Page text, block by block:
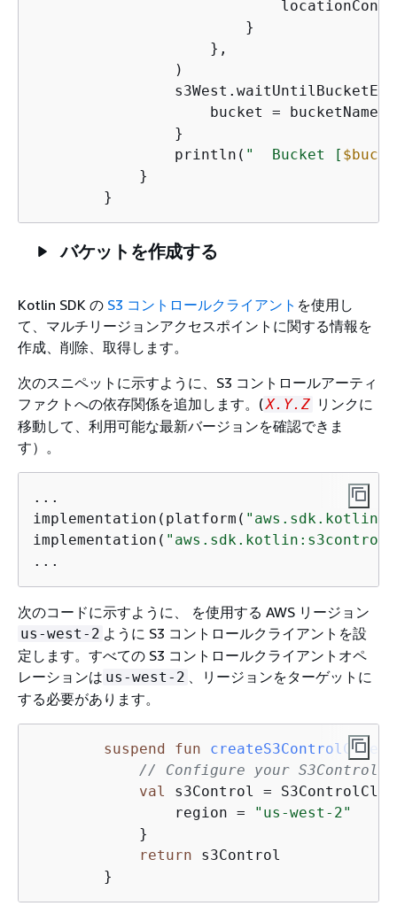
                        }
                    },
                )
                    bucket = bucketName2
                }
                println(
"  Bucket [
            }
バケットを作成する
Kotlin SDK の S3 コントロールクライアント を使用し
て、マルチリージョンアクセスポイントに関する情報を
作成、削除、取得します。
次のスニペットに示すように、S3 コントロールアーティ
ファクトへの依存関係を追加します。(X.Y.Z リンクに
移動して、利用可能な最新バージョンを確認できま
す）。
...
implementation(platform(
implementation( "aws.sdk.kotlin:s3control"
...
次のコードに示すように、 を使用する AWS リージョン
us-west-2 ように S3 コントロールクライアントを設
定します。すべての S3 コントロールクライアントオペ
レーションは us-west-2
、リージョンをターゲットに
する必要があります。
suspend fun createS3ControlClient
// Configure your
val
s3Control =
                region =
"us-west-2"
            }
return s3Control